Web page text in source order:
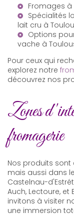
Fromages
Spécialités
lait cru à
Options
vache à
Pour ceux qui
explorez notre
découvrez nos
Zones
fromagerie
Nos produits sont
mais aussi dans
Castelnau-
Auch, Lectoure,
invitons à visiter
une immersion